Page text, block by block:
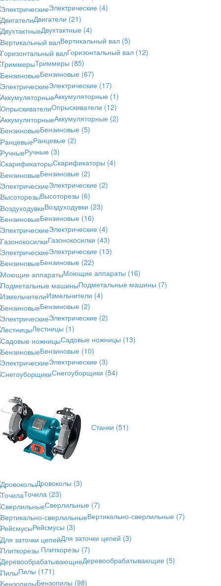
Электрические (4)
Двигатели (21)
Двухтактные (4)
Вертикальный вал (5)
Горизонтальный вал (12)
Триммеры (85)
Бензиновые (67)
Электрические (17)
Аккумуляторные (1)
Опрыскиватели (12)
Аккумуляторные (2)
Бензиновые (5)
Ранцевые (2)
Ручные (3)
Скарификаторы (4)
Бензиновые (2)
Электрические (2)
Высоторезы (6)
Воздуходувки (23)
Бензиновые (16)
Электрические (4)
Газонокосилки (43)
Электрические (13)
Бензиновые (22)
Моющие аппараты (16)
Подметальные машины (7)
Измельчители (4)
Бензиновые (2)
Электрические (2)
Лестницы (1)
Садовые ножницы (13)
Бензиновые (10)
Электрические (3)
Снегоуборщики (54)
Станки (51)
Дровоколы (3)
Точила (23)
Сверлильные (7)
Вертикально-сверлильные (7)
Рейсмусы (3)
Для заточки цепей (3)
Плиткорезы (7)
Деревообрабатывающие (5)
Пилы (171)
Бензопилы (98)